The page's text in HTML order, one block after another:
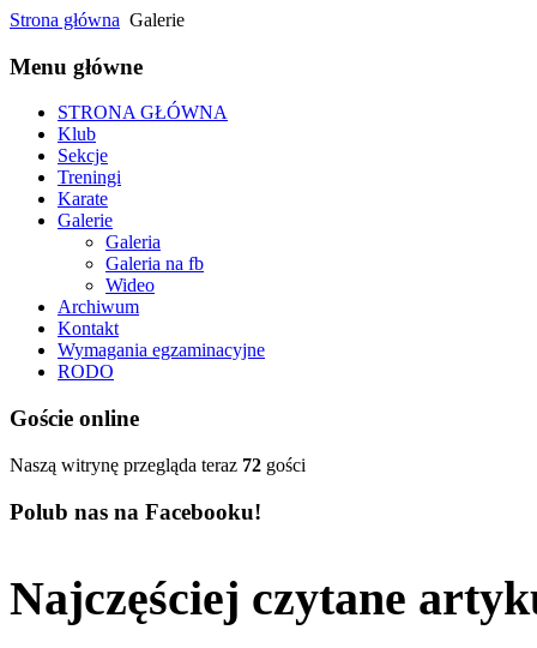
Strona główna Galerie
Menu główne
STRONA GŁÓWNA
Klub
Sekcje
Treningi
Karate
Galerie
Galeria
Galeria na fb
Wideo
Archiwum
Kontakt
Wymagania egzaminacyjne
RODO
Goście online
Naszą witrynę przegląda teraz 72 gości
Polub nas na Facebooku!
Najczęściej czytane